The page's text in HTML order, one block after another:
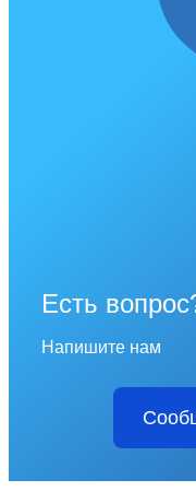
Есть
Напишите нам